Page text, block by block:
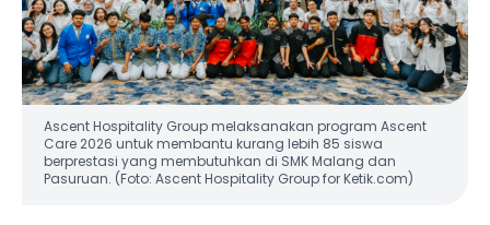
Ascent Hospitality Group melaksanakan program Ascent
Care 2026 untuk membantu kurang lebih 85 siswa
berprestasi yang membutuhkan di SMK Malang dan
Pasuruan. (Foto: Ascent Hospitality Group for Ketik.com)